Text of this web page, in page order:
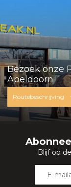
Bezoek onze
Apeldoorn
Routebeschrijving
Blijf op